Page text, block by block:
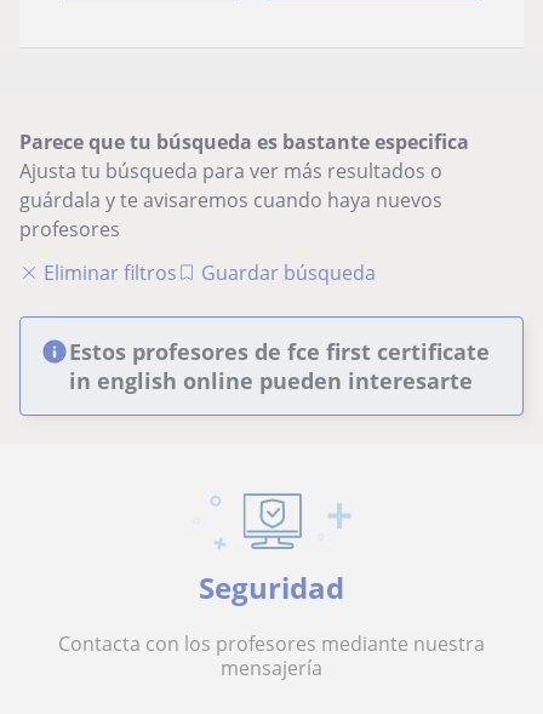
Parece que tu búsqueda es bastante especifica
Ajusta tu búsqueda para ver más resultados o
guárdala y te avisaremos cuando haya nuevos
profesores
Eliminar filtros
Guardar búsqueda
Estos profesores de fce first certificate
in english online pueden interesarte
Seguridad
Contacta con los profesores mediante nuestra
mensajería